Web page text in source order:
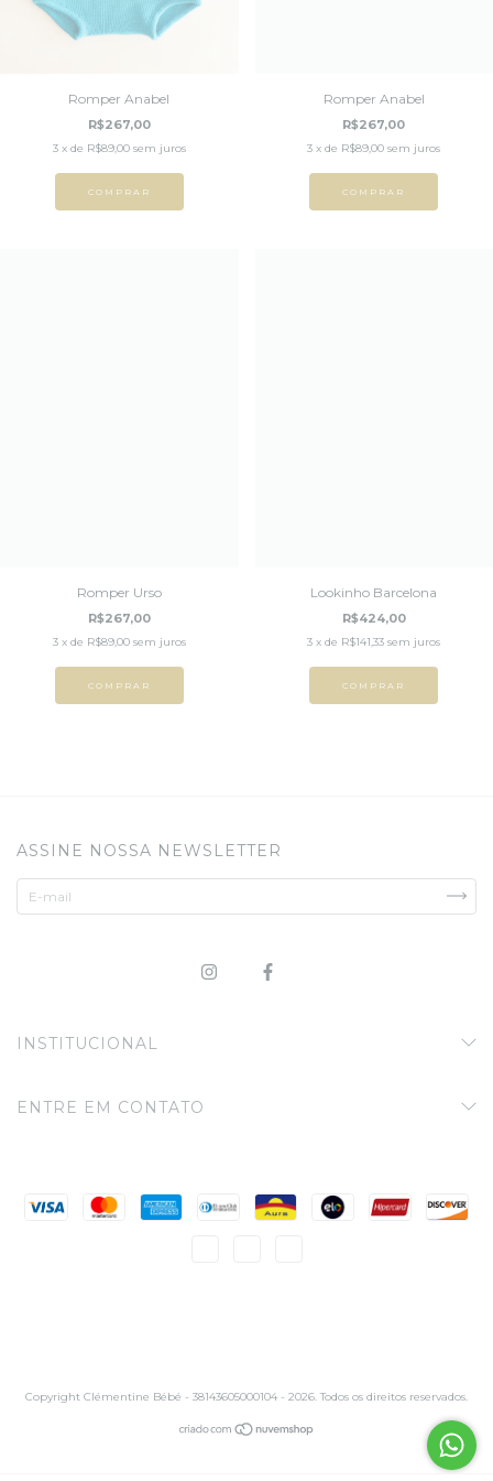
Romper Anabel
R$267,00
3 x de R$89,00 sem juros
COMPRAR
Romper Anabel
R$267,00
3 x de R$89,00 sem juros
COMPRAR
Romper Urso
R$267,00
3 x de R$89,00 sem juros
COMPRAR
Lookinho Barcelona
R$424,00
3 x de R$141,33 sem juros
COMPRAR
ASSINE NOSSA NEWSLETTER
INSTITUCIONAL
ENTRE EM CONTATO
Copyright Clémentine Bébé - 38143605000104 - 2026. Todos os direitos reservados.